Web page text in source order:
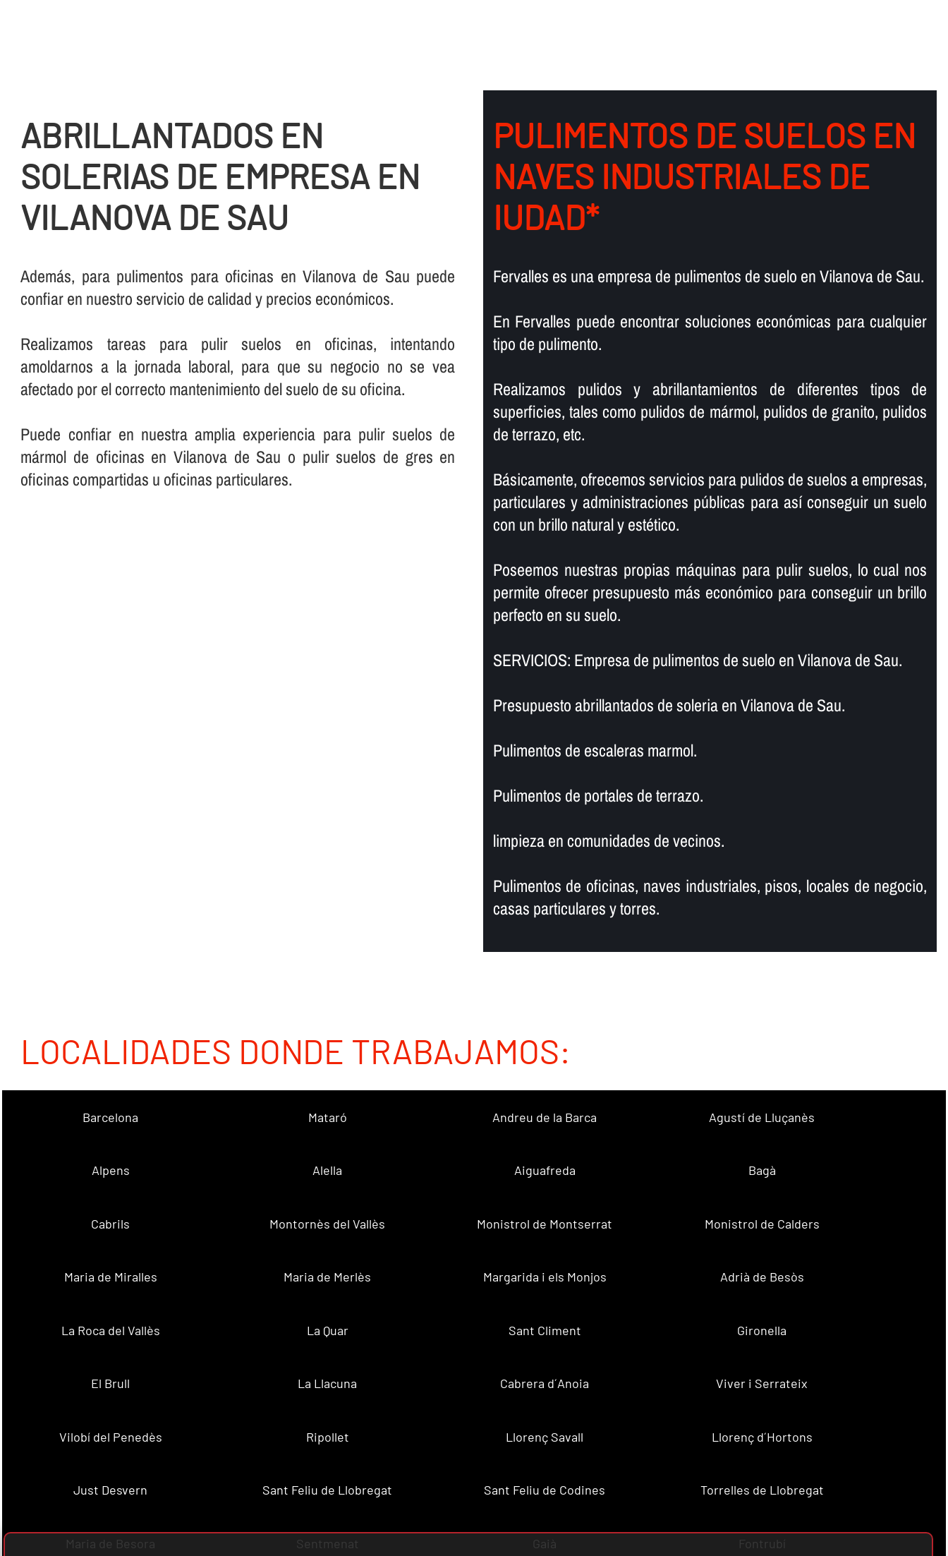
ABRILLANTADOS EN
SOLERIAS DE EMPRESA EN
VILANOVA DE SAU
Además, para pulimentos para oficinas en Vilanova de Sau puede
confiar en nuestro servicio de calidad y precios económicos.
Realizamos tareas para pulir suelos en oficinas, intentando
amoldarnos a la jornada laboral, para que su negocio no se vea
afectado por el correcto mantenimiento del suelo de su oficina.
Puede confiar en nuestra amplia experiencia para pulir suelos de
mármol de oficinas en Vilanova de Sau o pulir suelos de gres en
oficinas compartidas u oficinas particulares.
PULIMENTOS DE SUELOS EN
NAVES INDUSTRIALES DE
IUDAD*
Fervalles es una empresa de pulimentos de suelo en Vilanova de Sau.
En Fervalles puede encontrar soluciones económicas para cualquier
tipo de pulimento.
Realizamos pulidos y abrillantamientos de diferentes tipos de
superficies, tales como pulidos de mármol, pulidos de granito, pulidos
de terrazo, etc.
Básicamente, ofrecemos servicios para pulidos de suelos a empresas,
particulares y administraciones públicas para así­ conseguir un suelo
con un brillo natural y estético.
Poseemos nuestras propias máquinas para pulir suelos, lo cual nos
permite ofrecer presupuesto más económico para conseguir un brillo
perfecto en su suelo.
SERVICIOS: Empresa de pulimentos de suelo en Vilanova de Sau.
Presupuesto abrillantados de soleria en Vilanova de Sau.
Pulimentos de escaleras marmol.
Pulimentos de portales de terrazo.
limpieza en comunidades de vecinos.
Pulimentos de oficinas, naves industriales, pisos, locales de negocio,
casas particulares y torres.
LOCALIDADES DONDE TRABAJAMOS:
Barcelona Mataró Andreu de la Barca Agustí de Lluçanès
Alpens Alella Aiguafreda Bagà
Cabrils Montornès del Vallès Monistrol de Montserrat Monistrol de Calders
Maria de Miralles Maria de Merlès Margarida i els Monjos Adrià de Besòs
La Roca del Vallès La Quar Sant Climent Gironella
El Brull La Llacuna Cabrera d´Anoia Viver i Serrateix
Vilobí del Penedès Ripollet Llorenç Savall Llorenç d´Hortons
Just Desvern Sant Feliu de Llobregat Sant Feliu de Codines Torrelles de Llobregat
Maria de Besora Sentmenat Gaià Fontrubí